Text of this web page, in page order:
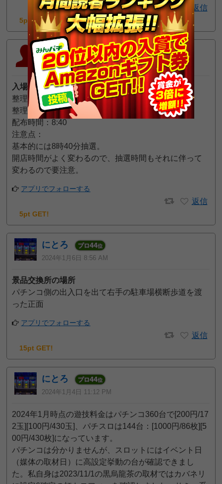
返信
5pt GET!
赤木 一般6位
2025年1月29日 9:54 PM
入場方法
整理券の有無：あり（会員カード不要）
整理券の配布方法：抽選
配布時間：8:40
注意点：
基本的には8時40分抽選。
開店時間がよく変わるので、抽選時間もそれに伴って
変わるので要注意。
アプリでフォローする
返信
5pt GET!
にとろ プロ44位
2024年1月6日 8:56 AM
景品交換所の場所
パチンコ側の出入口を出て右手の駐車場横断歩道を渡
った正面
アプリでフォローする
返信
15pt GET!
にとろ プロ44位
2024年1月4日 11:12 PM
2024年1月時点の遊技料金はパチンコ360台で[200円/17
2玉][100円/430玉]、パチスロは144台：[1000円/86枚][5
00円/430枚]になっています。
パチンコは分かりませんが、スロットにはイベント日
（媒体の取材日）に高設定挙動の台が確認できまし
た。私自身は2023/11/1の黒烏龍茶の取材ではカバネリ